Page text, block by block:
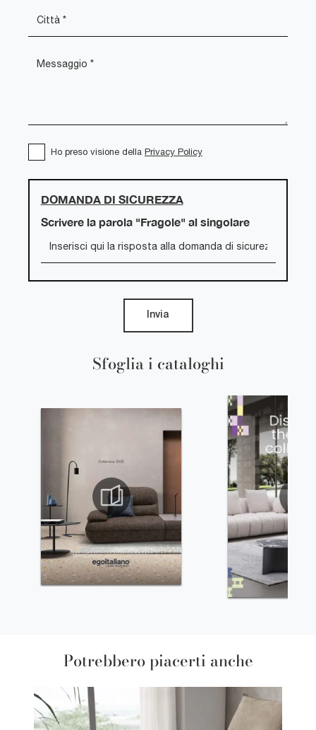
Sfoglia i cataloghi
Ho preso visione della Privacy Policy
DOMANDA DI SICUREZZA
Scrivere la parola "Fragole" al singolare
Invia
Potrebbero piacerti anche